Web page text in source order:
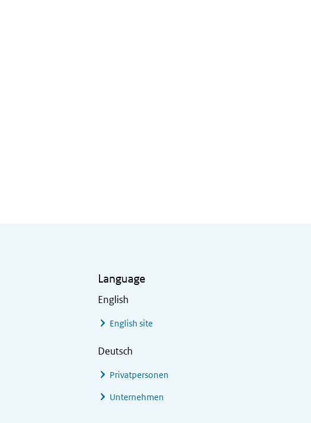
Language
English
English site
Deutsch
Privatpersonen
Unternehmen